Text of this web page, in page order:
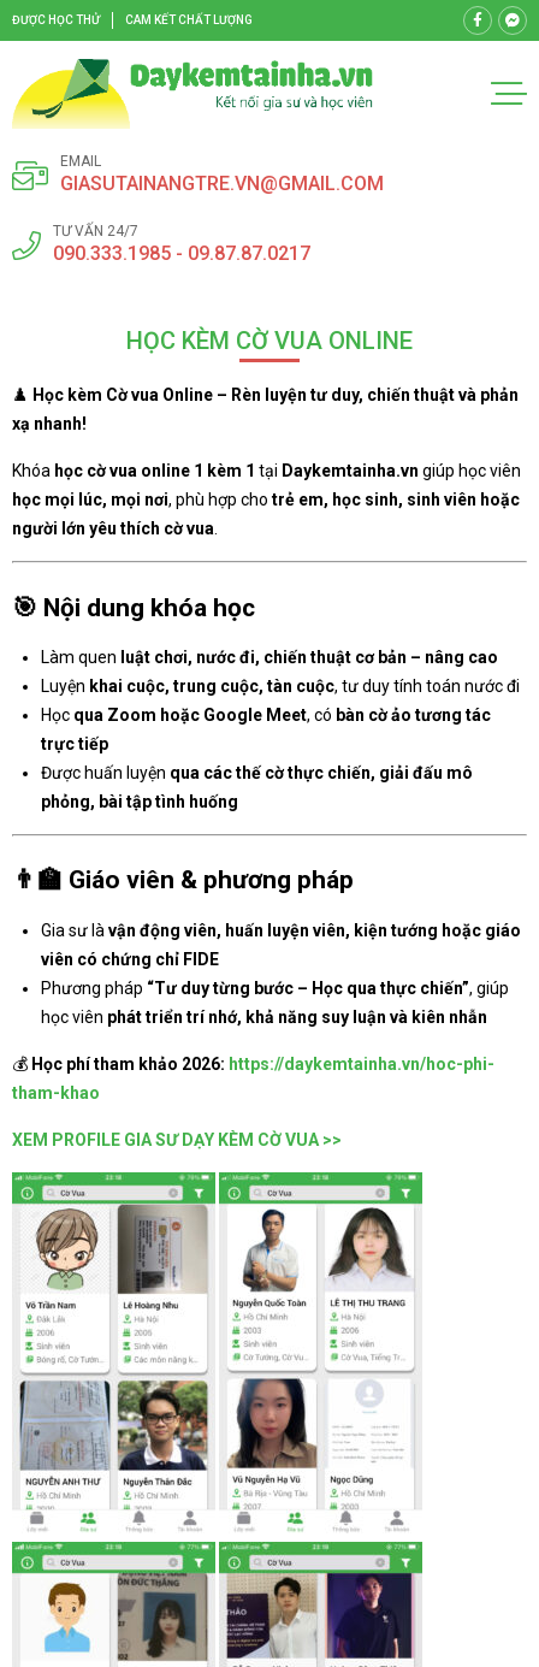
ĐƯỢC HỌC THỬ CAM KẾT CHẤT LƯỢNG
EMAIL
GIASUTAINANGTRE.VN@GMAIL.COM
TƯ VẤN 24/7
090.333.1985 - 09.87.87.0217
HỌC KÈM CỜ VUA ONLINE
♟️ Học kèm Cờ vua Online – Rèn luyện tư duy, chiến thuật và phản
xạ nhanh!
Khóa học cờ vua online 1 kèm 1 tại Daykemtainha.vn giúp học viên
học mọi lúc, mọi nơi, phù hợp cho trẻ em, học sinh, sinh viên hoặc
người lớn yêu thích cờ vua
🎯 Nội dung khóa học
Làm quen luật chơi, nước đi, chiến thuật cơ bản – nâng cao
Luyện khai cuộc, trung cuộc, tàn cuộc, tư duy tính toán nước đi
Học qua Zoom hoặc Google Meet, có bàn cờ ảo tương tác
trực tiếp
Được huấn luyện qua các thế cờ thực chiến, giải đấu mô
phỏng, bài tập tình huống
👨‍🏫 Giáo viên & phương pháp
Gia sư là vận động viên, huấn luyện viên, kiện tướng hoặc giáo
viên có chứng chỉ FIDE
Phương pháp “Tư duy từng bước – Học qua thực chiến”, giúp
học viên phát triển trí nhớ, khả năng suy luận và kiên nhẫn
💰 Học phí tham khảo 2026: https://daykemtainha.vn/hoc-phi-
tham-khao
XEM PROFILE GIA SƯ DẠY KÈM CỜ VUA >>